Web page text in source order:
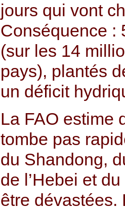
jours qui vont
Conséquence :
(sur les 14
pays), plantés
un déficit
La FAO estime
tombe pas
du Shandong,
de l’Hebei et
être dévastées.